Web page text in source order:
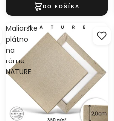
Maliarske
plátno
na
ráme
NATURE